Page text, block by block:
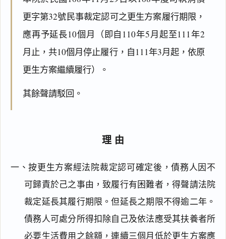
更字第32號民事裁定認可之更生方案履行期限，
應再予延長10個月（即自110年5月起至111年2
月止，共10個月停止履行，自111年3月起，依原
更生方案繼續履行）。
其餘聲請駁回。
理由
一、按更生方案經法院裁定認可確定後，債務人因不
可歸責於己之事由，致履行有困難者，得聲請法院
裁定延長其履行期限。但延長之期限不得逾二年。
債務人可處分所得扣除自己及依法應受其扶養者所
必要生活費用之餘額，連續三個月低於更生方案應